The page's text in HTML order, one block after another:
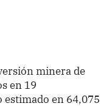
minera de
en 19
en 64,075